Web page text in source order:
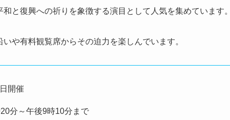
と復興への祈りを象徴する演目として人気を集めています。
や有料観覧席からその迫力を楽しんでいます。
開催
分～午後9時10分まで